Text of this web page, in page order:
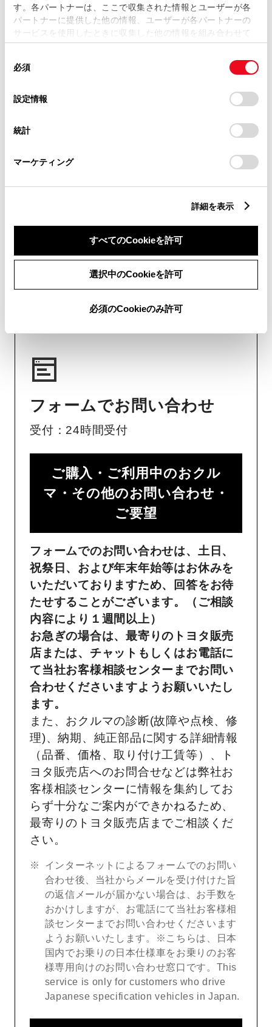
す。各パートナーは、ここで収集された情報とユーザーが各
パートナーに提供した他の情報、ユーザーが各パートナーの
サービスを使用したときに収集した他の情報を組み合わせて
使用することがあります。当ウェブサイトの使用を続行する
デバイスにすべてのCookie(クッキー)が保存されることに同
意したことになります。Cookie(クッキー)のオプトアウト、
設定の変更、同意を撤回したりするにあたっては、当社の
「Cookie（クッキー）情報の取り扱いについて
」をご覧くだ
必須
設定情報
統計
マーケティング
詳細を表示
すべてのCookieを許可
選択中のCookieを許可
必須のCookieのみ許可
リコール等情報はこちら
チャットでお問い合わせ
画面右下の を選択してくださ
い。
時間が少なくご案内が可能です。
フォームでお問い合わせ
受付：24時間受付
ご購入・ご利用中のおクル
マ・その他のお問い合わせ・
ご要望​
フォームでのお問い合わせは、土日、
祝祭日、および年末年始等はお休みを
いただいておりますため、回答をお待
たせすることがございます。（ご相談
内容により１週間以上）
お急ぎの場合は、最寄りのトヨタ販売
店または、チャットもしくはお電話に
て当社お客様相談センターまでお問い
合わせくださいますようお願いいたし
ます。
また、おクルマの診断(故障や点検、修
理)、納期、純正部品に関する詳細情報
（品番、価格、取り付け工賃等）、ト
ヨタ販売店へのお問合せなどは弊社お
客様相談センターに情報を集約してお
らず十分なご案内ができかねるため、
最寄りのトヨタ販売店までご相談くだ
さい。
インターネットによるフォームでのお問い
合わせ後、当社からメールを受け付けた旨
の返信メールが届かない場合は、お手数を
おかけしますが、お電話にて当社お客様相
談センターまでお問い合わせくださいます
ようお願いいたします。※こちらは、日本
国内でお乗りの日本仕様車をお乗りのお客
様専用向けのお問い合わせ窓口です。This
service is only for customers who drive
Japanese specification vehicles in Japan.